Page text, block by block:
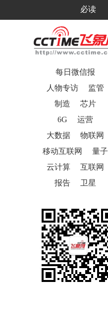
必读
每日微信报
人物专访
监管
制造
芯片
6G
运营
大数据
物联网
移动互联网
量子
云计算
互联网
报告
卫星